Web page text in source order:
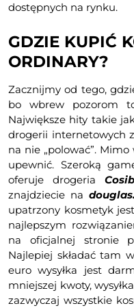
dostępnych na rynku.
GDZIE KUPIĆ
ORDINARY?
Zacznijmy od tego,
bo wbrew pozorom
Największe hity takie
drogerii internetowych
na nie „polować”.
upewnić. Szeroką
oferuje drogeria
znajdziecie na
upatrzony kosmetyk
najlepszym
na oficjalnej stronie
Najlepiej składać tam
euro wysyłka jest
mniejszej kwoty,
zazwyczaj wszystkie